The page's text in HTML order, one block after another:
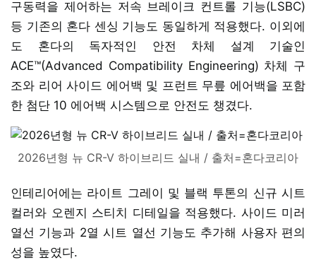
구동력을 제어하는 저속 브레이크 컨트롤 기능(LSBC)
등 기존의 혼다 센싱 기능도 동일하게 적용했다. 이외에
도 혼다의 독자적인 안전 차체 설계 기술인
ACE™(Advanced Compatibility Engineering) 차체 구
조와 리어 사이드 에어백 및 프런트 무릎 에어백을 포함
한 첨단 10 에어백 시스템으로 안전도 챙겼다.
2026년형 뉴 CR-V 하이브리드 실내 / 출처=혼다코리아
인테리어에는 라이트 그레이 및 블랙 투톤의 신규 시트
컬러와 오렌지 스티치 디테일을 적용했다. 사이드 미러
열선 기능과 2열 시트 열선 기능도 추가해 사용자 편의
성을 높였다.